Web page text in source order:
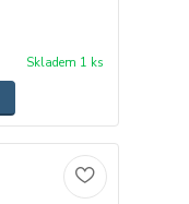
Skladem 1 ks